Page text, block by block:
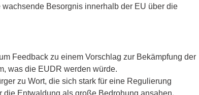
Besorgnis innerhalb der EU über die
Feedback zu einem Vorschlag zur Bekämpfung der
was die EUDR werden würde.
zu Wort, die sich stark für eine Regulierung